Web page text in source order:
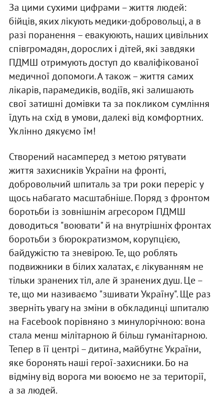
За цими сухими цифрами – життя людей:
бійців, яких лікують медики-добровольці, а в
разі поранення – евакуюють, наших цивільних
співгромадян, дорослих і дітей, які завдяки
ПДМШ отримують доступ до кваліфікованої
медичної допомоги. А також – життя самих
лікарів, парамедиків, водіїв, які залишають
свої затишні домівки та за покликом сумління
їдуть на схід в умови, далекі від комфортних.
Уклінно дякуємо їм!
Створений насамперед з метою рятувати
життя захисників України на фронті,
добровольчий шпиталь за три роки переріс у
щось набагато масштабніше. Поряд з фронтом
боротьби із зовнішнім агресором ПДМШ
доводиться "воювати" й на внутрішніх фронтах
боротьби з бюрократизмом, корупцією,
байдужістю та зневірою. Те, що роблять
подвижники в білих халатах, є лікуванням не
тільки зранених тіл, але й зранених душ. Це –
те, що ми називаємо "зшивати Україну". Ще раз
зверніть увагу на зміни в обкладинці шпиталю
на Facebook порівняно з минулорічною: вона
стала менш мілітарною й більш гуманітарною.
Тепер в її центрі – дитина, майбутнє України,
яке боронять наші герої-захисники. Бо на
відміну від ворога ми воюємо не за території,
а за людей.